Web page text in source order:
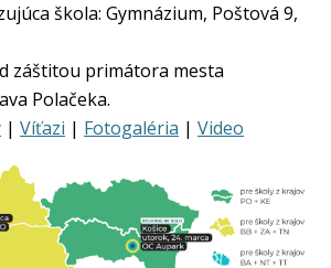
škola: Gymnázium, Poštová 9,
záštitou primátora mesta
Polačeka.
| Víťazi | Fotogaléria | Video